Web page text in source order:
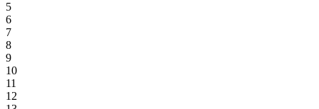
5
6
7
8
9
10
11
12